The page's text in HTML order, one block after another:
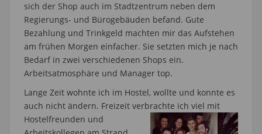
sich der Shop auch im Stadtzentrum neben dem
Regierungs- und Bürogebäuden befand. Gute
Bezahlung und Trinkgeld machten mir das Aufstehen
am frühen Morgen einfacher. Sie setzten mich je nach
Bedarf in zwei verschiedenen Shops ein.
Arbeitsatmosphäre und Manager top.
Lange Zeit wohnte ich im Hostel, wollte und konnte es
auch nicht ändern. Freizeit verbrachte ich viel mit
Hostelfreunden und